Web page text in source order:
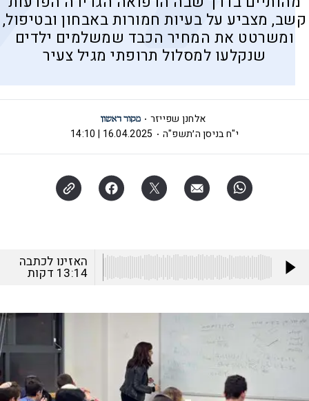
קשב, מצביע על בעיות חמורות באבחון ובטיפול,
ומשרטט את המחיר הכבד שמשלמים ילדים
שנקלעו למסלול תרופתי מגיל צעיר
אלחנן שפייזר
י"ח בניסן ה׳תשפ"ה
16.04.2025 | 14:10
האזינו לכתבה
13:14 דקות